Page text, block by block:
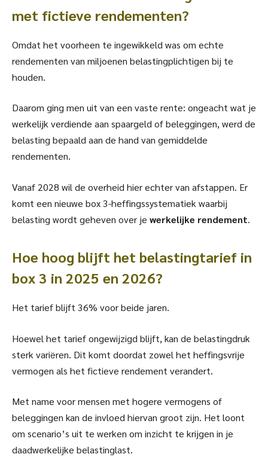
met fictieve rendementen?
Omdat het voorheen te ingewikkeld was om echte
rendementen van miljoenen belastingplichtigen bij te
houden.
Daarom ging men uit van een vaste rente: ongeacht wat je
werkelijk verdiende aan spaargeld of beleggingen, werd de
belasting bepaald aan de hand van gemiddelde
rendementen.
Vanaf 2028 wil de overheid hier echter van afstappen. Er
komt een nieuwe box 3-heffingssystematiek waarbij
belasting wordt geheven over je werkelijke rendement.
Hoe hoog blijft het belastingtarief in
box 3 in 2025 en 2026?
Het tarief blijft 36% voor beide jaren.
Hoewel het tarief ongewijzigd blijft, kan de belastingdruk
sterk variëren. Dit komt doordat zowel het heffingsvrije
vermogen als het fictieve rendement verandert.
Met name voor mensen met hogere vermogens of
beleggingen kan de invloed hiervan groot zijn. Het loont
om scenario’s uit te werken om inzicht te krijgen in je
daadwerkelijke belastinglast.